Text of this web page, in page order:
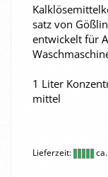
satz von
ent­wi­ckelt für
1 Liter
mit­tel
Lieferzeit: